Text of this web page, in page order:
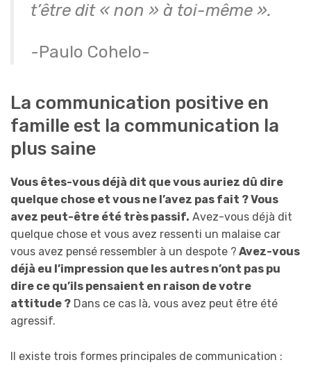
t’être dit « non » à toi-même ».
-Paulo Cohelo-
La communication positive en
famille est la communication la
plus saine
Vous êtes-vous déjà dit que vous auriez dû dire
quelque chose et vous ne l’avez pas fait ? Vous
avez peut-être été très passif. Avez-vous déjà dit
quelque chose et vous avez ressenti un malaise car
vous avez pensé ressembler à un despote ? Avez-vous
déjà eu l’impression que les autres n’ont pas pu
dire ce qu’ils pensaient en raison de votre
attitude ? Dans ce cas là, vous avez peut être été
agressif.
Il existe trois formes principales de communication :